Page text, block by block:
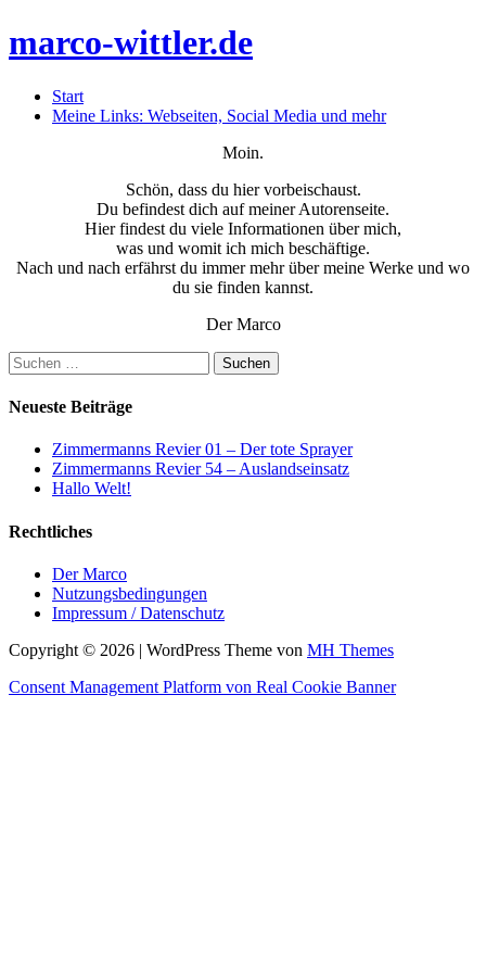
marco-wittler.de
Start
Meine Links: Webseiten, Social Media und mehr
Moin.
Schön, dass du hier vorbeischaust.
Du befindest dich auf meiner Autorenseite.
Hier findest du viele Informationen über mich,
was und womit ich mich beschäftige.
Nach und nach erfährst du immer mehr über meine Werke und wo
du sie finden kannst.
Der Marco
Suchen
nach:
Neueste Beiträge
Zimmermanns Revier 01 – Der tote Sprayer
Zimmermanns Revier 54 – Auslandseinsatz
Hallo Welt!
Rechtliches
Der Marco
Nutzungsbedingungen
Impressum / Datenschutz
Copyright © 2026 | WordPress Theme von MH Themes
Consent Management Platform von Real Cookie Banner